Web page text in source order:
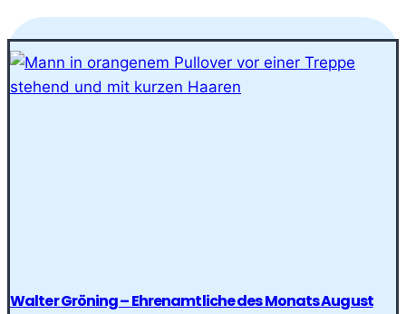
Walter Gröning – Ehrenamtliche des Monats August